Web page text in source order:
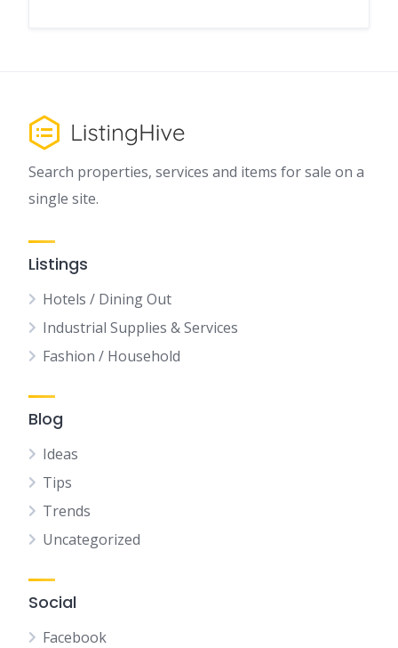
Search properties, services and items for sale on a
single site.
Listings
Hotels / Dining Out
Industrial Supplies & Services
Fashion / Household
Blog
Ideas
Tips
Trends
Uncategorized
Social
Facebook